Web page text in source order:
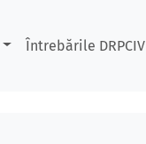
Întrebările DRPCIV